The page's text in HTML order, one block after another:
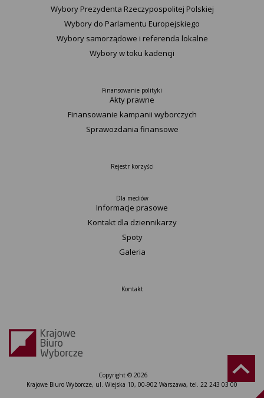
Wybory Prezydenta Rzeczypospolitej Polskiej
Wybory do Parlamentu Europejskiego
Wybory samorządowe i referenda lokalne
Wybory w toku kadencji
Finansowanie polityki
Akty prawne
Finansowanie kampanii wyborczych
Sprawozdania finansowe
Rejestr korzyści
Dla mediów
Informacje prasowe
Kontakt dla dziennikarzy
Spoty
Galeria
Kontakt
Copyright © 2026
Krajowe Biuro Wyborcze, ul. Wiejska 10, 00-902 Warszawa, tel. 22 243 03 00